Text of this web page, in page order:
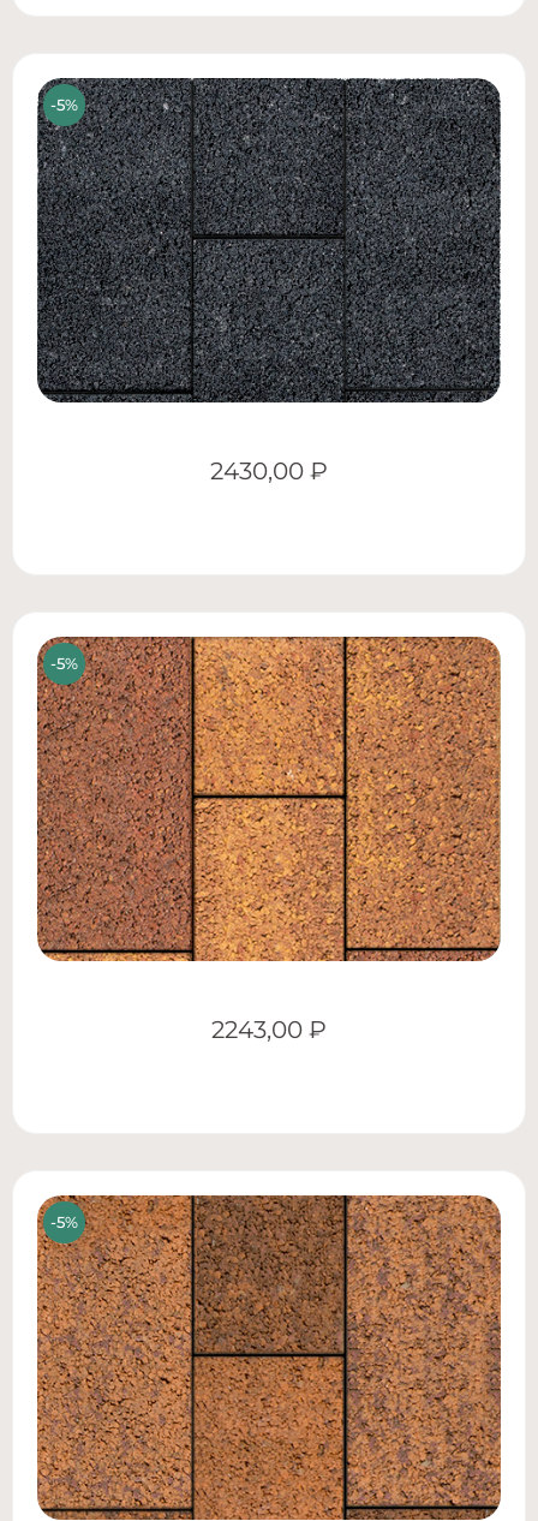
2430,00 ₽
2243,00 ₽